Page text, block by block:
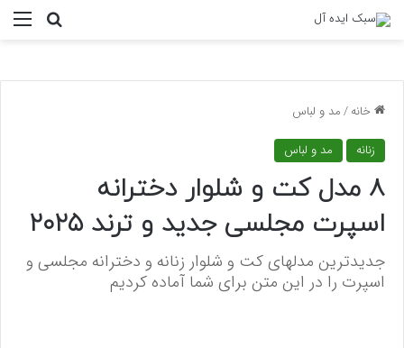
خانه/مد و لباس
زنانه مد و لباس
8 مدل کت و شلوار دخترانه
اسپرت مجلسی جدید و ترند ۲۰۲۵
جدیدترین مدلهای کت و شلوار زنانه و دخترانه مجلسی و
اسپرت را در این متن برای شما آماده کردیم